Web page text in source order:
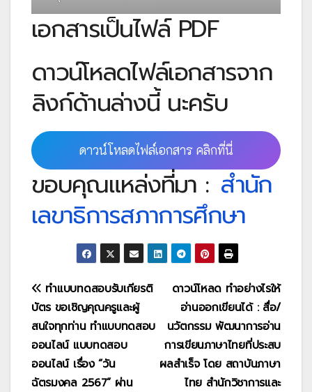
เอกสารเป็นไฟล์ PDF
ดาวน์โหลดไฟล์เอกสารจาก
ลิงก์ด้านล่างนี้ นะครับ
ดาวน์โหลดไฟล์เอกสาร คลิกที่นี่
ขอบคุณแหล่งที่มา : สำนัก
เลขาธิการสภาการศึกษา
แนะแนว
เรื่อง
ดาวน์โหลด ทำอย่างไรให้
อ่านออกเขียนได้ : สื่อ/
นวัตกรรม พัฒนาการอ่าน
การเขียนภาษาไทยที่ประสบ
ผลสำเร็จ โดย สถาบันภาษา
ไทย สำนักวิชาการและ
ทำแบบทดสอบรับเกียรติ
บัตร ขอเชิญคุณครูและผู้
สนใจทุกท่าน ทำแบบทดสอบ
ออนไลน์ แบบทดสอบ
ออนไลน์ เรื่อง “วัน
ฉัตรมงคล 2567” ผ่าน